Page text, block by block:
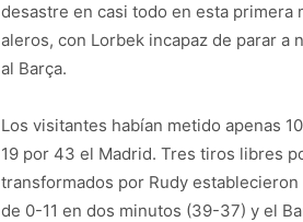
desastre en casi todo en esta primera
aleros, con Lorbek incapaz de parar a
al Barça.
Los visitantes habían metido apenas
19 por 43 el Madrid. Tres tiros libres
transformados por Rudy
de 0-11 en dos minutos (39-37) y el